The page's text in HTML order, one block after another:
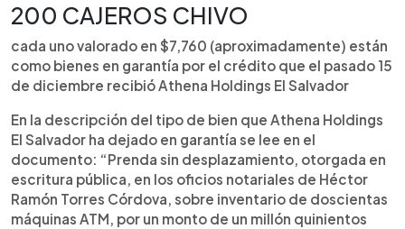
200 CAJEROS CHIVO
cada uno valorado en $7,760 (aproximadamente) están
como bienes en garantía por el crédito que el pasado 15
de diciembre recibió Athena Holdings El Salvador
En la descripción del tipo de bien que Athena Holdings
El Salvador ha dejado en garantía se lee en el
documento: “Prenda sin desplazamiento, otorgada en
escritura pública, en los oficios notariales de Héctor
Ramón Torres Córdova, sobre inventario de doscientas
máquinas ATM, por un monto de un millón quinientos